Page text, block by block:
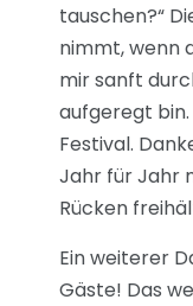
tauschen?“
nimmt, wenn
mir sanft
aufgeregt
Festival.
Jahr für Jahr
Rücken
Ein weiterer
Gäste! Das